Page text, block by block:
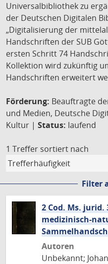
Universalbibliothek zu
der Deutschen Digitalen
„Digitalisierung der
Handschriften der SUB
ersten Schritt 74
Kollektion wird zukünftig
Handschriften erweitert
Förderung: Beauftragte
und Medien, Deutsche
Kultur | Status: laufend
1 Treffer sortiert nach
Filter
2 Cod. Ms. jurid.
medizinisch-
Autoren
Unbekannt;